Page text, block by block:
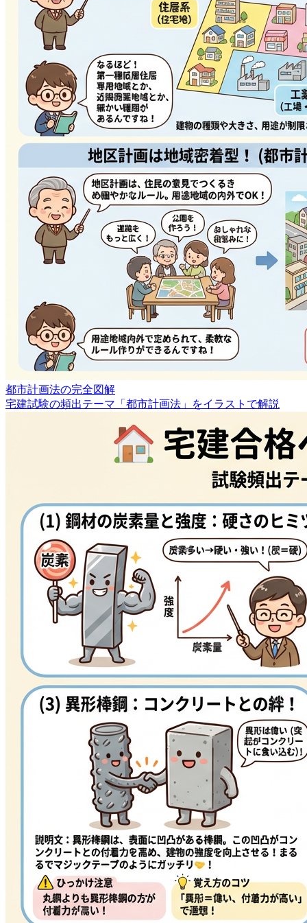
都市計画法の完全図解
宅建試験の頻出テーマ「都市計画法」をイラストで解説